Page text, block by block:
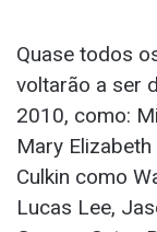
Quase todos
voltarão a ser
2010, como:
Mary
Culkin como
Lucas Lee,